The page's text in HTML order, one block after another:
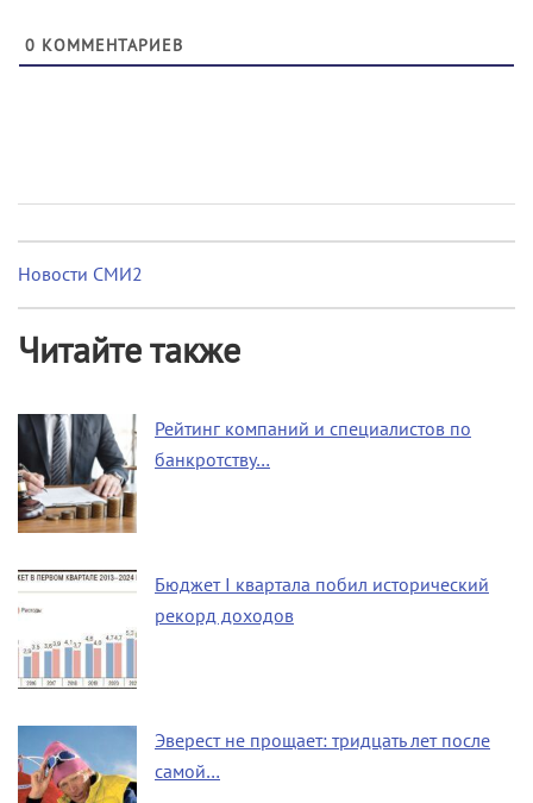
0 КОММЕНТАРИЕВ
Новости СМИ2
Читайте также
Рейтинг компаний и специалистов по
банкротству…
Бюджет I квартала побил исторический
рекорд доходов
Эверест не прощает: тридцать лет после
самой…